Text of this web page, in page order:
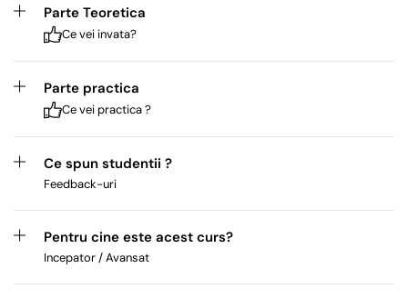
Parte Teoretica
Ce vei invata?
Parte practica
Ce vei practica ?
Ce spun studentii ?
Feedback-uri
Pentru cine este acest curs?
Incepator / Avansat